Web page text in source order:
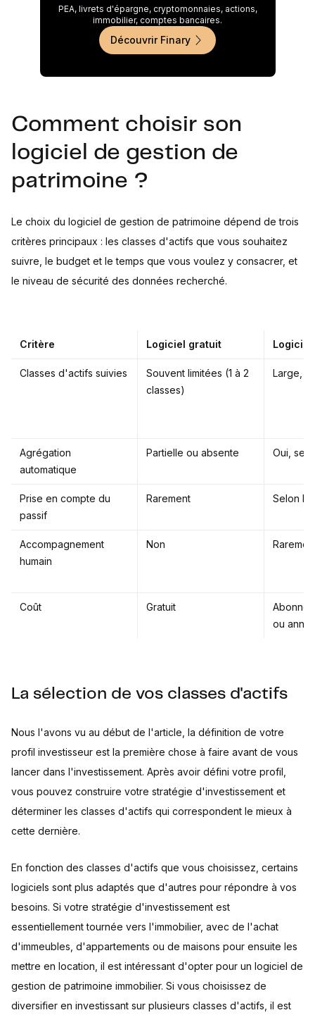
PEA, livrets d'épargne, cryptomonnaies, actions,
immobilier, comptes bancaires.
Découvrir Finary
Comment choisir son
logiciel de gestion de
patrimoine ?
Le choix du logiciel de gestion de patrimoine dépend de trois
critères principaux : les classes d'actifs que vous souhaitez
suivre, le budget et le temps que vous voulez y consacrer, et
le niveau de sécurité des données recherché.
Critère Logiciel gratuit Logiciel
Classes d'actifs suivies
Souvent limitées (1 à 2
classes)
Large,
Agrégation
automatique
Partielle ou absente Oui,
Prise en compte du
passif
Rarement Selon
Accompagnement
humain
Non
Coût Gratuit
ou
La sélection de vos classes d'actifs
Nous l'avons vu au début de l'article, la définition de votre
profil investisseur est la première chose à faire avant de vous
lancer dans l'investissement. Après avoir défini votre profil,
vous pouvez construire votre stratégie d'investissement et
déterminer les classes d'actifs qui correspondent le mieux à
cette dernière.
En fonction des classes d'actifs que vous choisissez, certains
logiciels sont plus adaptés que d'autres pour répondre à vos
besoins. Si votre stratégie d'investissement est
essentiellement tournée vers l'immobilier, avec de l'achat
d'immeubles, d'appartements ou de maisons pour ensuite les
mettre en location, il est intéressant d'opter pour un logiciel de
gestion de patrimoine immobilier. Si vous choisissez de
diversifier en investissant sur plusieurs classes d'actifs, il est